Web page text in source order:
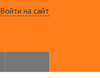
Войти на сайт